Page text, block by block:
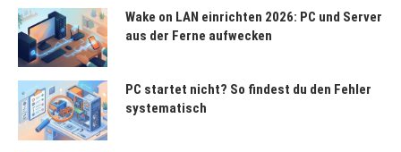
Wake on LAN einrichten 2026: PC und Server
aus der Ferne aufwecken
PC startet nicht? So findest du den Fehler
systematisch